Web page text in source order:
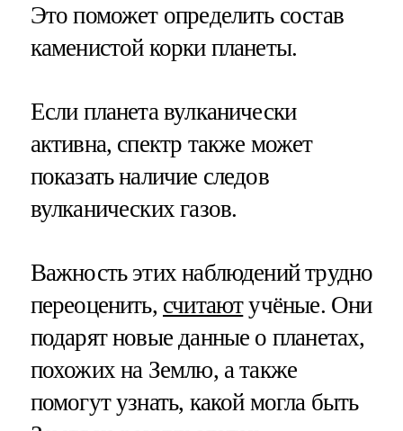
Это поможет определить состав
каменистой корки планеты.
Если планета вулканически
активна, спектр также может
показать наличие следов
вулканических газов.
Важность этих наблюдений трудно
переоценить, считаютучёные. Они
подарят новые данные о планетах,
похожих на Землю, а также
помогут узнать, какой могла быть